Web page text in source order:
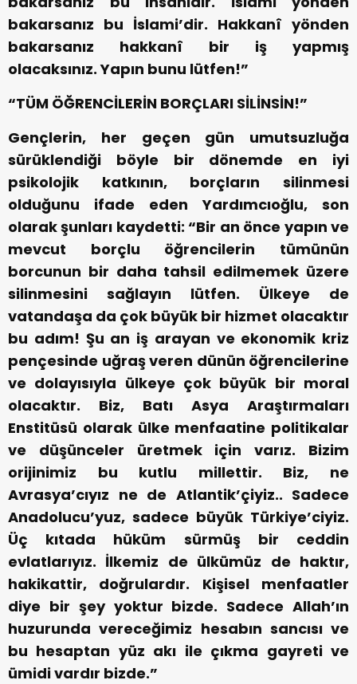
bakarsanız bu İslami’dir. Hakkanî yönden
bakarsanız hakkanî bir iş yapmış
olacaksınız. Yapın bunu lütfen!”
“TÜM ÖĞRENCİLERİN BORÇLARI SİLİNSİN!”
Gençlerin, her geçen gün umutsuzluğa
sürüklendiği böyle bir dönemde en iyi
psikolojik katkının, borçların silinmesi
olduğunu ifade eden Yardımcıoğlu, son
olarak şunları kaydetti: “Bir an önce yapın ve
mevcut borçlu öğrencilerin tümünün
borcunun bir daha tahsil edilmemek üzere
silinmesini sağlayın lütfen. Ülkeye de
vatandaşa da çok büyük bir hizmet olacaktır
bu adım! Şu an iş arayan ve ekonomik kriz
pençesinde uğraş veren dünün öğrencilerine
ve dolayısıyla ülkeye çok büyük bir moral
olacaktır. Biz, Batı Asya Araştırmaları
Enstitüsü olarak ülke menfaatine politikalar
ve düşünceler üretmek için varız. Bizim
orijinimiz bu kutlu millettir. Biz, ne
Avrasya’cıyız ne de Atlantik’çiyiz.. Sadece
Anadolucu’yuz, sadece büyük Türkiye’ciyiz.
Üç kıtada hüküm sürmüş bir ceddin
evlatlarıyız. İlkemiz de ülkümüz de haktır,
hakikattir, doğrulardır. Kişisel menfaatler
diye bir şey yoktur bizde. Sadece Allah’ın
huzurunda vereceğimiz hesabın sancısı ve
bu hesaptan yüz akı ile çıkma gayreti ve
ümidi vardır bizde.”